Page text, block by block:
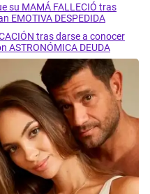
su MAMÁ FALLECIÓ tras
EMOTIVA DESPEDIDA
tras darse a conocer
ASTRONÓMICA DEUDA